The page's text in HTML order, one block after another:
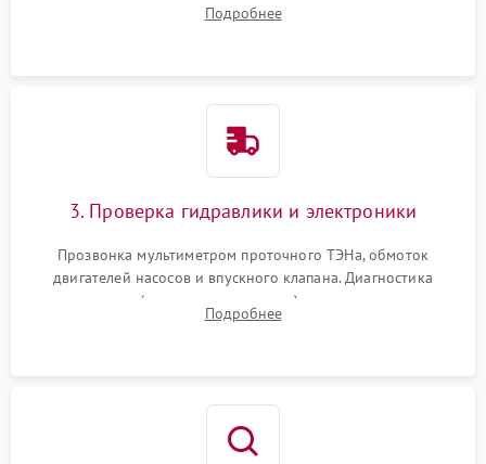
циркуляционному насосу, ТЭНу и сливной помпе.
Подробнее
3. Проверка гидравлики и электроники
Прозвонка мультиметром проточного ТЭНа, обмоток
двигателей насосов и впускного клапана. Диагностика
прессостата (датчика уровня воды), датчика мутности,
концевика дверцы и электронного модуля управления.
Подробнее